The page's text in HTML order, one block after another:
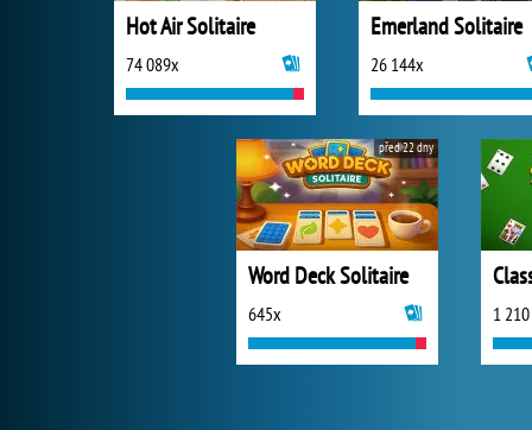
Hot Air Solitaire
74 089x
Emerland Solitaire
26 144x
Word Deck Solitaire
645x
před 22 dny
1